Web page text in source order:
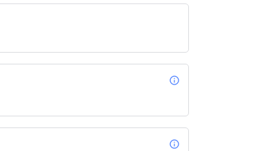
info_outline
info_outline